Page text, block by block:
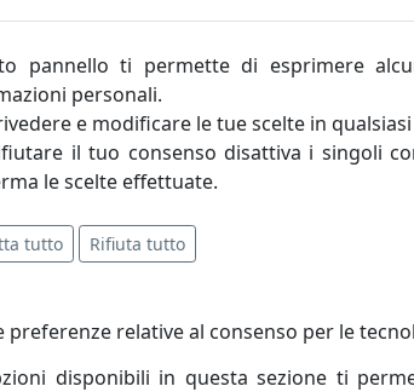
hanno spinto Metal Lux a dar
e all'abitativo di alto livello.
di progettazione e attrezzature di
in questi anni di operatività e
tecnologico a prezzi competitivi e
pannello ti permette di esprimere
personali.
e modificare le tue scelte in
il tuo consenso disattiva i singoli
le scelte effettuate.
tutto Rifiuta tutto
preferenze relative al consenso per le
disponibili in questa sezione ti